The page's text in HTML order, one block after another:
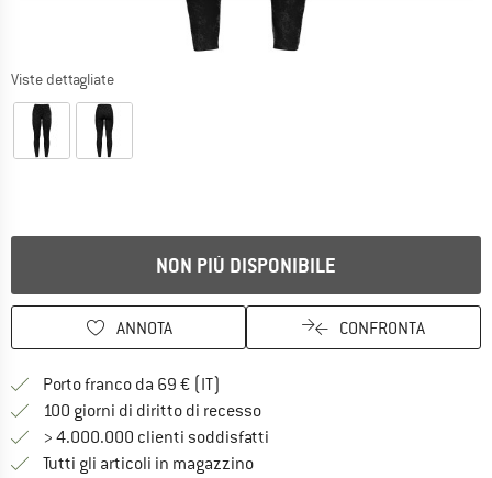
Viste dettagliate
NON PIÙ DISPONIBILE
ANNOTA CONFRONTA
Porto franco da 69 € (IT)
100 giorni di diritto di recessoVai alla politica di recesso qui
> 4.000.000 clienti soddisfatti
Tutti gli articoli in magazzino